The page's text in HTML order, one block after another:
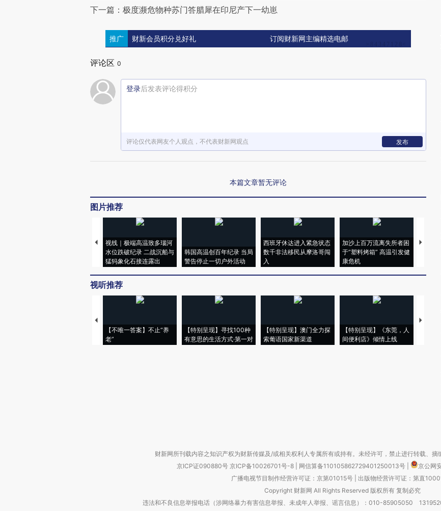
下一篇：极度濒危物种苏门答腊犀在印尼产下一幼崽
推广 财新会员积分兑好礼 订阅财新网主编精选电邮
评论区 0
登录后发表评论得积分
评论仅代表网友个人观点，不代表财新网观点 发布
本篇文章暂无评论
图片推荐
视线｜极端高温致多瑙河
水位跌破纪录 二战沉船与
猛犸象化石接连露出
韩国高温创百年纪录 当局
警告停止一切户外活动
西班牙休达进入紧急状态
数千非法移民从摩洛哥闯
入
加沙上百万流离失所者困
于“塑料烤箱” 高温引发健
康危机
视线｜
心“花
视听推荐
【不唯一答案】不止“养
老”
【特别呈现】寻找100种
有意思的生活方式·第一对
【特别呈现】澳门全力探
索葡语国家新渠道
【特别呈现】《东莞，人
间便利店》倾情上线
【推广
会，
财新网所刊载内容之知识产权为财新传媒及/或相关权利人专属所有或持有。未经许可，禁止进行转载、摘
京ICP证090880号 京ICP备10026701号-8 网信算备110105862729401250013号
京公网
广播电视节目制作经营许可证：京第01015号| 出版物经营许可证：第直
Copyright 财新网 All Rights Reserved 版权所有 复制必究
违法和不良信息举报电话（涉网络暴力有害信息举报、未成年人举报、谣言信息）：010-85905050